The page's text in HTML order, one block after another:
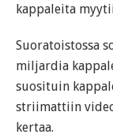
kappaleita
Suoratoistossa
miljardia
suosituin
striimattiin
kertaa.